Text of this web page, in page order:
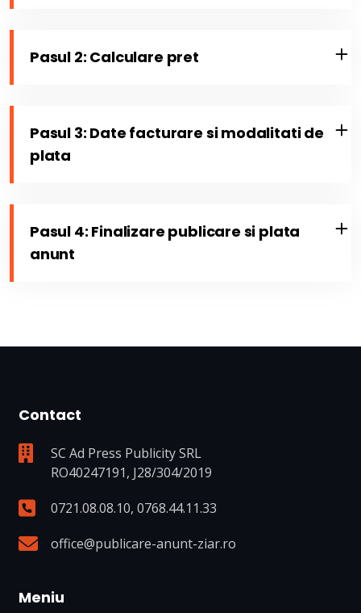
Pasul 2: Calculare pret
Pasul 3: Date facturare si modalitati de
plata
Pasul 4: Finalizare publicare si plata
anunt
Contact
SC Ad Press Publicity SRL
RO40247191, J28/304/2019
0721.08.08.10, 0768.44.11.33
office@publicare-anunt-ziar.ro
Meniu